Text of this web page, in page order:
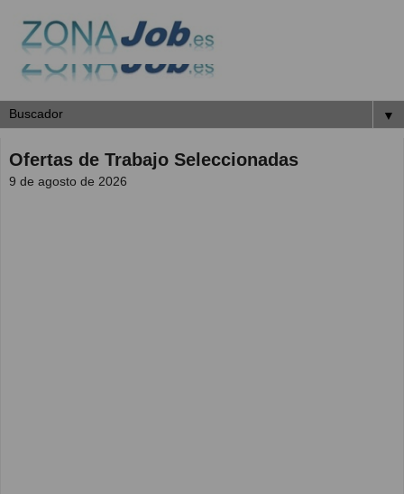
▼
Ofertas de Trabajo Seleccionadas
9 de agosto de 2026